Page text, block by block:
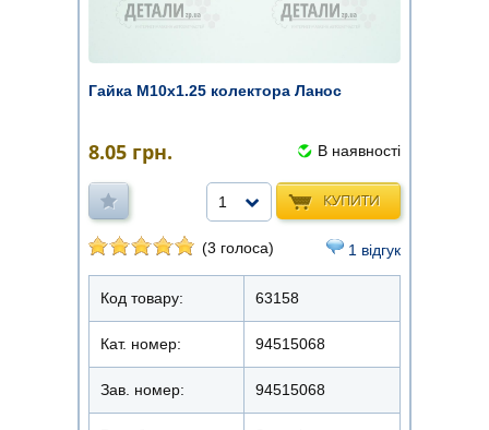
Гайка М10х1.25 колектора Ланос
8.05 грн. В наявності
КУПИТИ
1
(3 голоса) 1 відгук
Код товару: 63158
Кат. номер: 94515068
Зав. номер: 94515068